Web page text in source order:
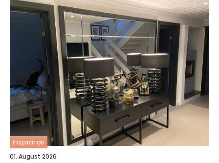
inspiration
01. August 2026